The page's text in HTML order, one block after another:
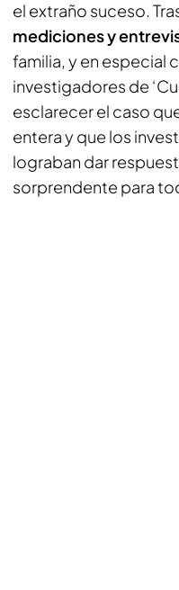
el extraño suceso.
mediciones y
familia, y en especial
investigadores de
esclarecer el caso
entera y que los
lograban dar
sorprendente para